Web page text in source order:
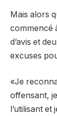
Mais alors
commencé
d’avis et
excuses
«Je
offensant,
l’utilisant